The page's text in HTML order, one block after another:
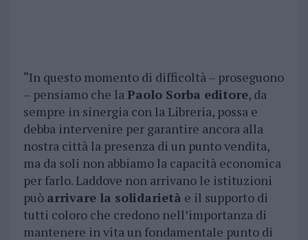
“In questo momento di difficoltà – proseguono
– pensiamo che laPaolo Sorba editore, da
sempre in sinergia con la Libreria, possa e
debba intervenire per garantire ancora alla
nostra città la presenza di un punto vendita,
ma da soli non abbiamo la capacità economica
per farlo. Laddove non arrivano le istituzioni
può arrivare la solidarietà e il supporto di
tutti coloro che credono nell’importanza di
mantenere in vita un fondamentale punto di